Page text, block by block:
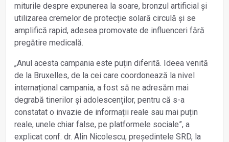
miturile despre expunerea la soare, bronzul artificial și
utilizarea cremelor de protecție solară circulă și se
amplifică rapid, adesea promovate de influenceri fără
pregătire medicală.
„Anul acesta campania este puțin diferită. Ideea venită
de la Bruxelles, de la cei care coordonează la nivel
internațional campania, a fost să ne adresăm mai
degrabă tinerilor și adolescenților, pentru că s-a
constatat o invazie de informații reale sau mai puțin
reale, unele chiar false, pe platformele sociale”, a
explicat conf. dr. Alin Nicolescu, președintele SRD, la